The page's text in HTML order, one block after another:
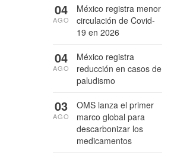
México registra menor
circulación de Covid-
19 en 2026
04
AGO
México registra
reducción en casos de
paludismo
04
AGO
OMS lanza el primer
marco global para
descarbonizar los
medicamentos
03
AGO